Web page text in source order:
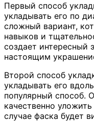
Первый способ
укладывать его по
сложный вариант,
навыков и
создает интересный
настоящим
Второй способ
укладывать его
популярный способ.
качественно
случае фаска будет